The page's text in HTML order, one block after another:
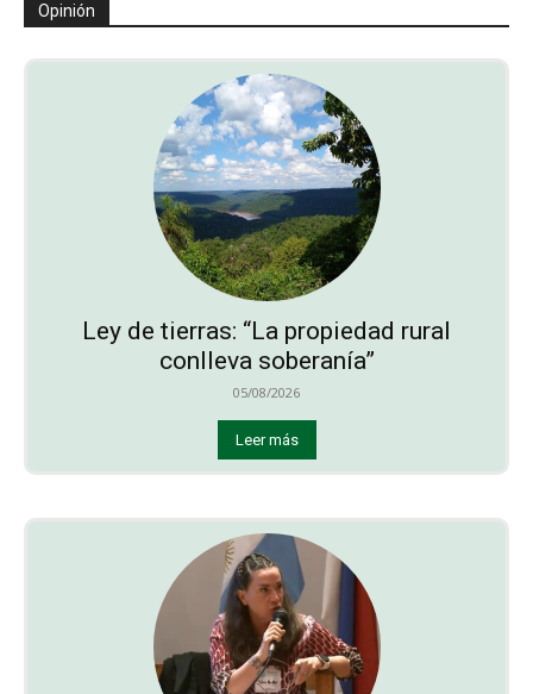
Opinión
Ley de tierras: “La propiedad rural
conlleva soberanía”
05/08/2026
Leer más